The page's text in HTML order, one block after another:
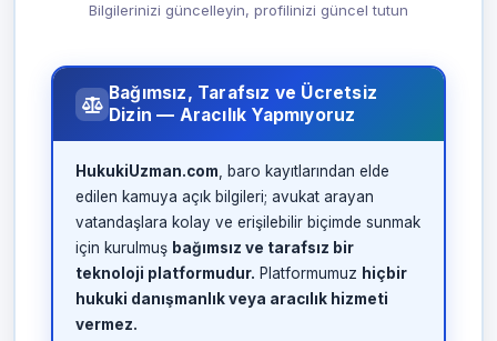
Bilgilerinizi güncelleyin, profilinizi güncel tutun
Bağımsız, Tarafsız ve Ücretsiz
Dizin — Aracılık Yapmıyoruz
HukukiUzman.com , baro kayıtlarından elde
edilen kamuya açık bilgileri; avukat arayan
vatandaşlara kolay ve erişilebilir biçimde sunmak
için kurulmuş bağımsız ve tarafsız bir
teknoloji platformudur. Platformumuz hiçbir
hukuki danışmanlık veya aracılık hizmeti
vermez.